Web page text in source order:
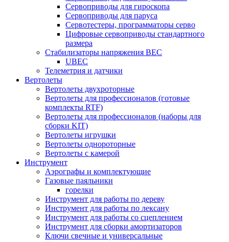
Сервоприводы для гироскопа
Сервоприводы для паруса
Сервотестеры, программаторы серво
Цифровые сервоприводы стандартного
размера
Стабилизаторы напряжения BEC
UBEC
Телеметрия и датчики
Вертолеты
Вертолеты двухроторные
Вертолеты для профессионалов (готовые
комплекты RTF)
Вертолеты для профессионалов (наборы для
сборки KIT)
Вертолеты игрушки
Вертолеты однороторные
Вертолеты с камерой
Инструмент
Аэрографы и комплектующие
Газовые паяльники
горелки
Инструмент для работы по дереву
Инструмент для работы по лексану
Инструмент для работы со сцеплением
Инструмент для сборки амортизаторов
Ключи свечные и универсальные